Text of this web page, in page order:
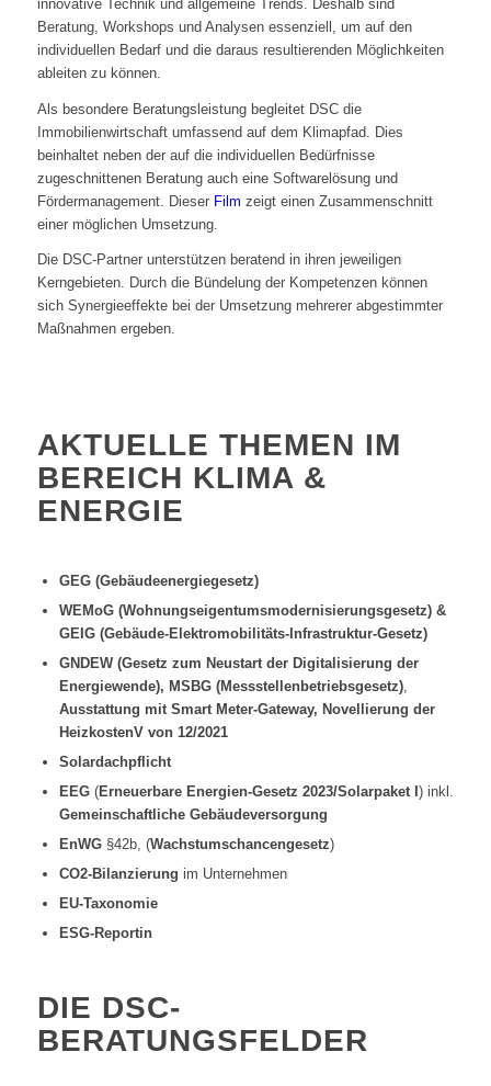
innovative Technik und allgemeine Trends. Deshalb sind
Beratung, Workshops und Analysen essenziell, um auf den
individuellen Bedarf und die daraus resultierenden Möglichkeiten
ableiten zu können.
Als besondere Beratungsleistung begleitet DSC die
Immobilienwirtschaft umfassend auf dem Klimapfad. Dies
beinhaltet neben der auf die individuellen Bedürfnisse
zugeschnittenen Beratung auch eine Softwarelösung und
Fördermanagement. Dieser Film zeigt einen Zusammenschnitt
einer möglichen Umsetzung.
Die DSC-Partner unterstützen beratend in ihren jeweiligen
Kerngebieten. Durch die Bündelung der Kompetenzen können
sich Synergieeffekte bei der Umsetzung mehrerer abgestimmter
Maßnahmen ergeben.
AKTUELLE THEMEN IM
BEREICH KLIMA &
ENERGIE
GEG (Gebäudeenergiegesetz)
WEMoG (Wohnungseigentumsmodernisierungsgesetz) &
GEIG (Gebäude-Elektromobilitäts-Infrastruktur-Gesetz)
GNDEW (Gesetz zum Neustart der Digitalisierung der
Energiewende), MSBG (Messstellenbetriebsgesetz),
Ausstattung mit Smart Meter-Gateway, Novellierung der
HeizkostenV von 12/2021
Solardachpflicht
EEG(Erneuerbare Energien-Gesetz 2023/Solarpaket I) inkl.
Gemeinschaftliche Gebäudeversorgung
EnWG§42b, (Wachstumschancengesetz)
CO2-Bilanzierung im Unternehmen
EU-Taxonomie
ESG-Reportin
DIE DSC-
BERATUNGSFELDER